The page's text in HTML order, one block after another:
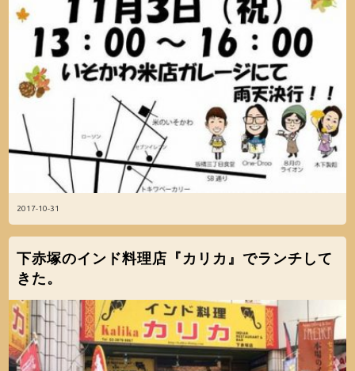
2017-10-31
下赤塚のインド料理店『カリカ』でランチして
きた。